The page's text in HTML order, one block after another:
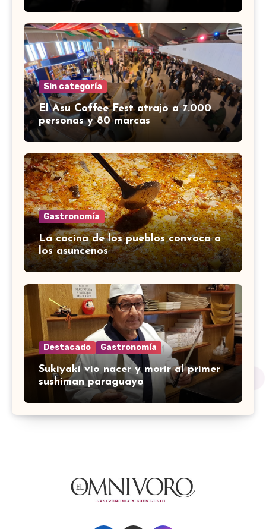
Sin categoría
El Asu Coffee Fest atrajo a 7.000
personas y 80 marcas
Gastronomía
La cocina de los pueblos convoca a
los asuncenos
Destacado Gastronomía
Sukiyaki vio nacer y morir al primer
sushiman paraguayo